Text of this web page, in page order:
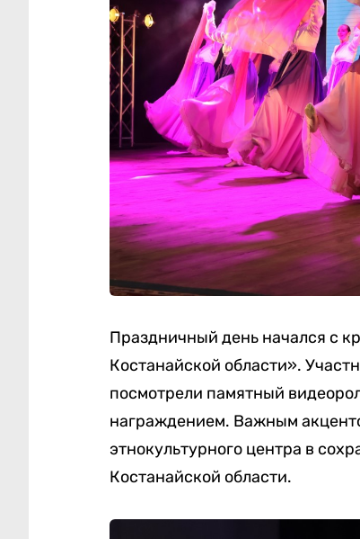
Праздничный день начался с
Костанайской области».
посмотрели памятный
награждением. Важным
этнокультурного центра в
Костанайской области.